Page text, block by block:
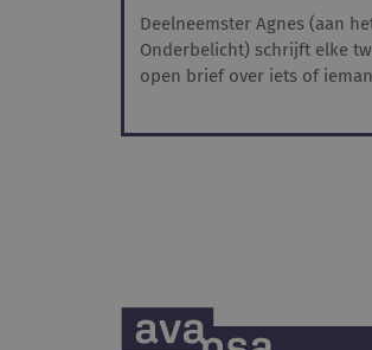
Deelneemster Agnes (aan
Onderbelicht) schrijft elke
open brief over iets of